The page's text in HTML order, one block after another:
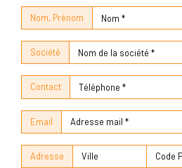
Nom, Prénom
Société
Contact
Email
Adresse